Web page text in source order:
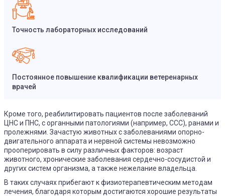
Точность лабораторных исследований
Постоянное повышение квалификации ветеренарных
врачей
Кроме того, реабилитировать пациентов после заболеваний
ЦНС и ПНС, с органными патологиями (например, ССС), ранами и
пролежнями. Зачастую животных с заболеваниями опорно-
двигательного аппарата и нервной системы невозможно
прооперировать в силу различных факторов: возраст
животного, хронические заболевания сердечно-сосудистой и
других систем организма, а также нежелание владельца.
В таких случаях прибегают к физиотерапевтическим методам
лечения, благодаря которым достигаются хорошие результаты